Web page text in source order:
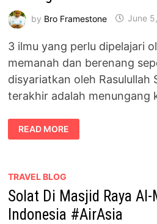
by Bro Framestone June
3 ilmu yang perlu dipelajari
memanah dan berenang
disyariatkan oleh Rasulullah
terakhir adalah menungang
PENGALAMAN
MENUNGGANG
KUDA
#AIRASIA
READ MORE
TRAVEL BLOG
Solat Di Masjid Raya
Indonesia #AirAsia